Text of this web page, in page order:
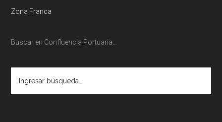
Zona Franca
Buscar en Confluencia Portuaria…
búsqueda…